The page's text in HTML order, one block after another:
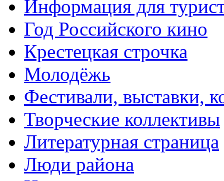
Информация для
Год Российского кино
Крестецкая строчка
Молодёжь
Фестивали, выставки,
Творческие коллективы
Литературная страница
Люди района